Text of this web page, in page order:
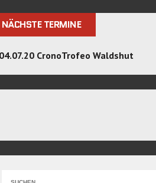
NÄCHSTE TERMINE
04.07.20 CronoTrofeo Waldshut